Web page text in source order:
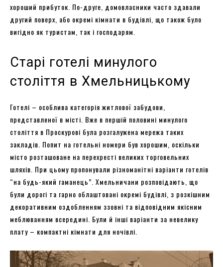
хороший прибуток. По-друге, домовласники часто здавали
другий поверх, або окремі кімнати в будівлі, що також було
вигідно як туристам, так і господарям.
Старі готелі минулого
століття в Хмельницькому
Готелі – особлива категорія житлової забудови,
представленої в місті. Вже в першій половині минулого
століття в Проскурові була розгалужена мережа таких
закладів. Попит на готельні номери був хорошим, оскільки
місто розташоване на перехресті великих торговельних
шляхів. При цьому пропонували різноманітні варіанти готелів
“на будь-який гаманець”. Хмельничани розповідають, що
були дорогі та гарно облаштовані окремі будівлі, з розкішним
декоративним оздобленням ззовні та відповідним якісним
меблюванням всередині. Були й інші варіанти за невелику
плату – компактні кімнати для ночівлі.